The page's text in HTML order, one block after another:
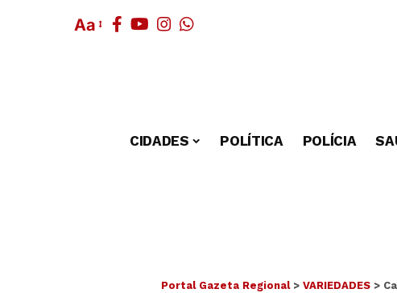
Aa
CIDADES POLÍTICA POLÍCIA
Portal Gazeta Regional> VARIEDADES >